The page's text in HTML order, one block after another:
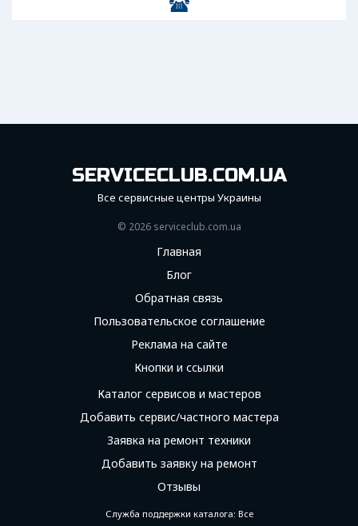
SERVICECLUB.COM.UA
Все сервисные центры Украины
© 2026 serviceсlub.com.ua
Главная
Блог
Обратная связь
Пользовательское соглашение
Реклама на сайте
Кнопки и ссылки
Каталог сервисов и мастеров
Добавить сервис/частного мастера
Заявка на ремонт техники
Добавить заявку на ремонт
Отзывы
Служба поддержки каталога: Все